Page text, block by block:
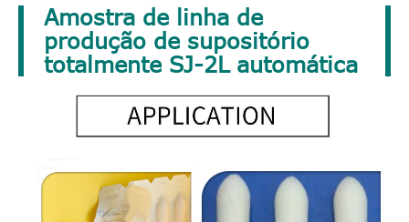
Amostra de linha de
produção de supositório
totalmente SJ-2L automática